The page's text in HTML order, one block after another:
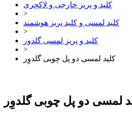
کلید و پریز خارجی و لاکچری
>
کلید لمسی و کلید پریز هوشمند
>
کلید و پریز لمسی گلدور
>
کلید لمسی دو پل چوبی گلدوِر
لمسی دو پل چوبی گلدوِر